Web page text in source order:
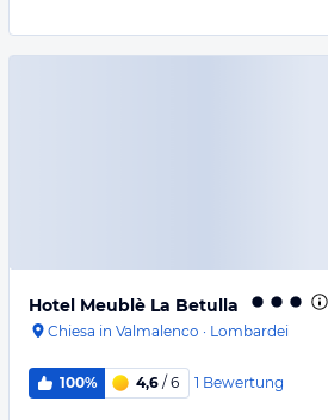
Hotel Meublè La Betulla
Chiesa in Valmalenco · Lombardei
100% 4,6 / 6 1 Bewertung